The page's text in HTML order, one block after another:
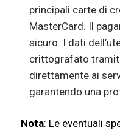
principali carte di
MasterCard. Il
sicuro. I dati
crittografato
direttamente ai
garantendo una
Nota: Le eventuali